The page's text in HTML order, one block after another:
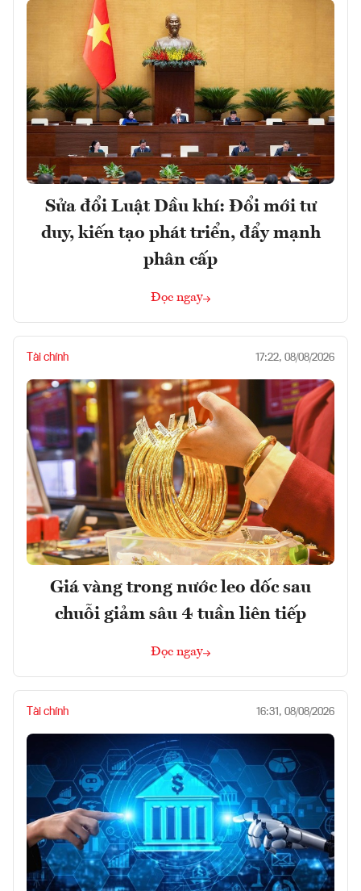
Sửa đổi Luật Dầu khí: Đổi mới tư
duy, kiến tạo phát triển, đẩy mạnh
phân cấp
Đọc ngay
Tài chính 17:22, 08/08/2026
Giá vàng trong nước leo dốc sau
chuỗi giảm sâu 4 tuần liên tiếp
Đọc ngay
Tài chính 16:31, 08/08/2026